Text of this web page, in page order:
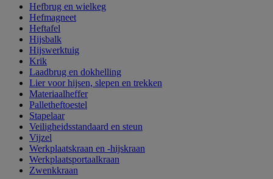
Hefbrug en wielkeg
Hefmagneet
Heftafel
Hijsbalk
Hijswerktuig
Krik
Laadbrug en dokhelling
Lier voor hijsen, slepen en trekken
Materiaalheffer
Palletheftoestel
Stapelaar
Veiligheidsstandaard en steun
Vijzel
Werkplaatskraan en -hijskraan
Werkplaatsportaalkraan
Zwenkkraan